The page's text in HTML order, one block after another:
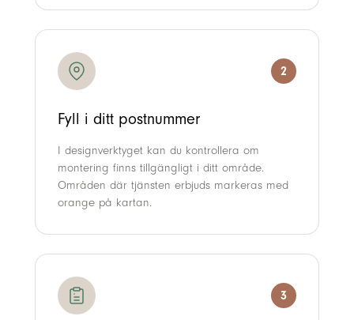
2
Fyll i ditt postnummer
I designverktyget kan du kontrollera om
montering finns tillgängligt i ditt område.
Områden där tjänsten erbjuds markeras med
orange på kartan.
3